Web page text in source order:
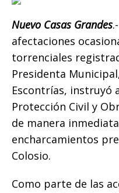
o
o
k
p
p
Nuevo Casas Grandes
afectaciones
torrenciales
Presidenta
Escontrías, instruyó
Protección Civil y
de manera
encharcamientos
Colosio.
Como parte de las